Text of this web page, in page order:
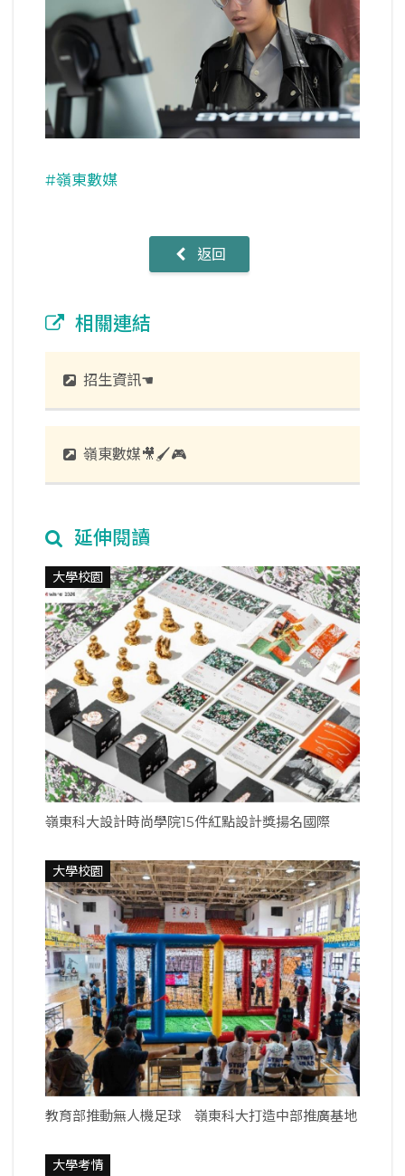
#嶺東數媒
返回
相關連結
招生資訊☚
嶺東數媒🎥🖌️🎮
延伸閱讀
大學校園
嶺東科大設計時尚學院15件紅點設計獎揚名國際
大學校園
教育部推動無人機足球 嶺東科大打造中部推廣基地
大學考情